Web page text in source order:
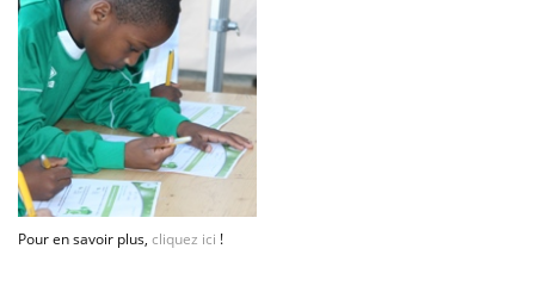
Pour en savoir plus, cliquez ici !